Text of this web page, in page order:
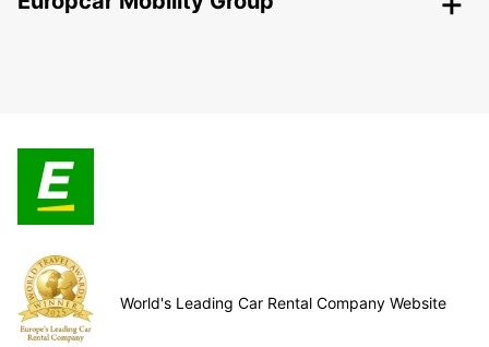
World's Leading Car Rental Company Website